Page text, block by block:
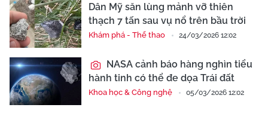
Dân Mỹ săn lùng mảnh vỡ thiên
thạch 7 tấn sau vụ nổ trên bầu trời
Khám phá - Thể thao 24/03/2026 12:02
NASA cảnh báo hàng nghìn tiểu
hành tinh có thể đe dọa Trái đất
Khoa học & Công nghệ 05/03/2026 12:02